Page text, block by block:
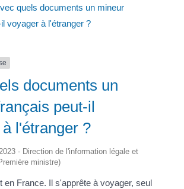
quels documents un mineur
voyager à l'étranger ?
documents un
peut-il
l'étranger ?
- Direction de l'information légale et
ministre)
en France. Il s'apprête à voyager, seul